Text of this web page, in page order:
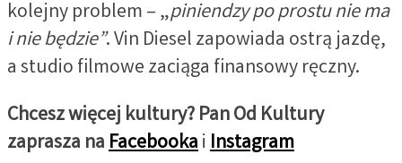
kolejny problem – „piniendzypo prostunie ma
i nie będzie”. Vin Diesel zapowiada ostrą jazdę,
a studio filmowe zaciąga finansowy ręczny.
Chcesz więcej kultury? Pan Od Kultury
zaprasza naFacebookaiInstagram